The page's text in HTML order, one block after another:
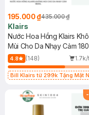
195.000 ₫435.000 ₫
Klairs
Nước Hoa Hồng Klairs
Mùi Cho Da Nhạy Cảm
4.8 (148)
Bill Klairs từ 299k Tặng Mặt
25ml (SL Có Hạn)
-